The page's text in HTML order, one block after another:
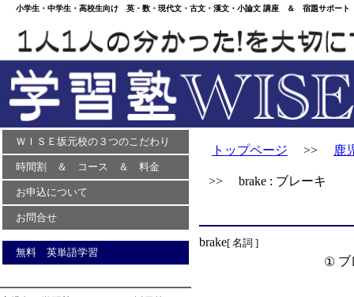
小学生・中学生・高校生向け 英・数・現代文・古文・漢文・小論文 講座 ＆ 宿題サポー
ＷＩＳＥ坂元校の３つのこだわり
時間割 ＆ コース ＆ 料金
お申込について
お問合せ
無料 英単語学習
トップページ >> 鹿
>> brake : ブレーキ
brake[ 名詞 ]
① ブ